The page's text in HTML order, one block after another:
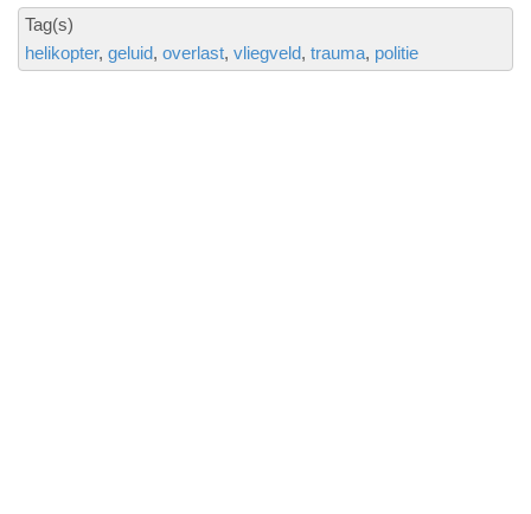
Tag(s)
helikopter geluid overlast vliegveld trauma politie